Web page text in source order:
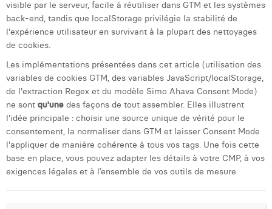
visible par le serveur, facile à réutiliser dans GTM et les systèmes
back-end, tandis que localStorage privilégie la stabilité de
l'expérience utilisateur en survivant à la plupart des nettoyages
de cookies.
Les implémentations présentées dans cet article (utilisation des
variables de cookies GTM, des variables JavaScript/localStorage,
de l'extraction Regex et du modèle Simo Ahava Consent Mode)
ne sont qu'une des façons de tout assembler. Elles illustrent
l'idée principale : choisir une source unique de vérité pour le
consentement, la normaliser dans GTM et laisser Consent Mode
l'appliquer de manière cohérente à tous vos tags. Une fois cette
base en place, vous pouvez adapter les détails à votre CMP, à vos
exigences légales et à l’ensemble de vos outils de mesure.